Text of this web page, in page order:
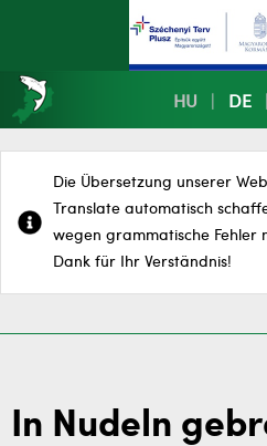
HU DE
Die Übersetzung unserer
Translate automatisch
wegen grammatische Fehler
Dank für Ihr Verständnis!
In Nudeln